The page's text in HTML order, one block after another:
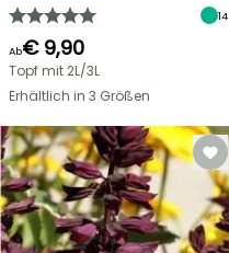
14
Ab€ 9,90
Topf mit 2L/3L
Erhältlich in 3 Größen